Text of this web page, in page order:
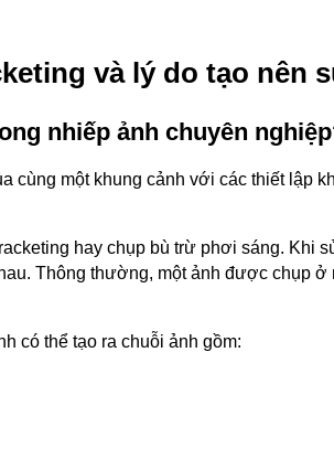
và lý do tạo nên
nhiếp ảnh chuyên
cùng một khung cảnh với các thiết lập
hay chụp bù trừ phơi sáng. Khi
Thông thường, một ảnh được chụp ở
có thể tạo ra chuỗi ảnh gồm: